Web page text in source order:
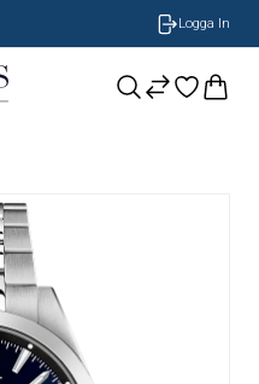
Logga In